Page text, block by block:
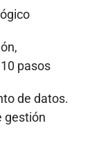
pasos
de datos.
gestión